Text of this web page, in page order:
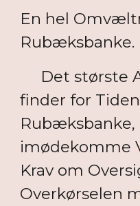
En hel
Rubæksbanke.
Det største
finder for
imødekomme
Krav om
Overkørselen